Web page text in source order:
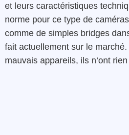
et leurs caractéristiques
norme pour ce type de
comme de simples bridges
fait actuellement sur le
mauvais appareils, ils n’ont